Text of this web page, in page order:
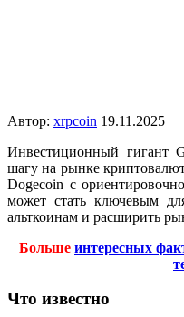
Автор: xrpcoin 19.11.2025
Инвестиционный гигант
шагу на рынке
Dogecoin с
может стать ключевым
альткоинам и расширить
Больше интересных
Что известно